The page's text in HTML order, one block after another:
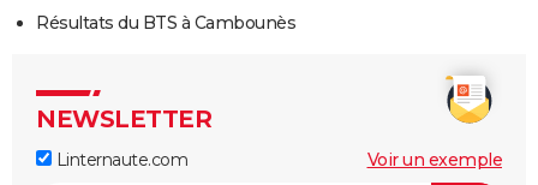
Résultats du BTS à Cambounès
NEWSLETTER
Linternaute.com Voir un exemple